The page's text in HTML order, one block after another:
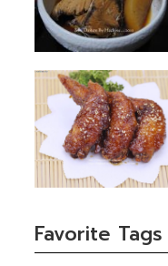
Favorite Tags